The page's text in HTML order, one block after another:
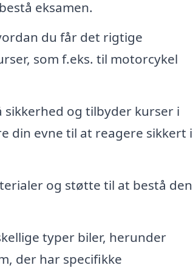
eksamen.
du får det rigtige
som f.eks. til motorcykel
og tilbyder kurser i
din evne til at reagere sikkert i
og støtte til at bestå den
typer biler, herunder
der har specifikke